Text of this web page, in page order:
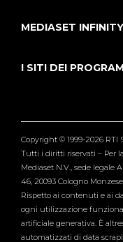
Le Iene Presentano
Tutti i servizi
MEDIASET INFINITY
I SITI DEI
Verissimo
Copyright © 1999-2026 RTI
Tutti i diritti riservati – Per
Mediaset N.V., sede legale
46, 20093 Cologno
Rispetto ai contenuti e ai
ogni utilizzazione
artificiale generativa. È
automatizzati di data